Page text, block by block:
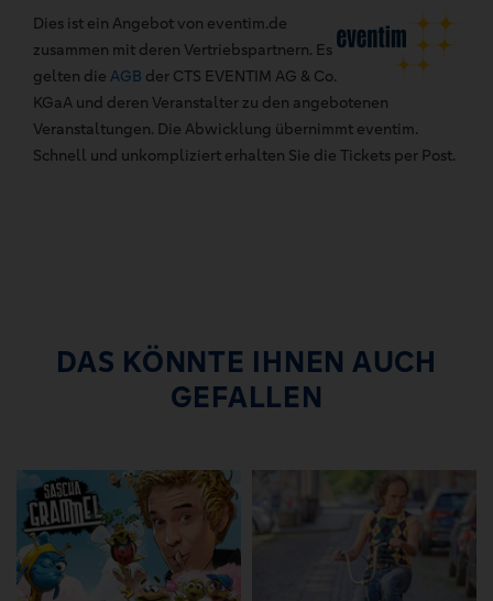
Dies ist ein Angebot von eventim.de
zusammen mit deren Vertriebspartnern. Es
gelten die AGB der CTS EVENTIM AG & Co.
KGaA und deren Veranstalter zu den angebotenen
Veranstaltungen. Die Abwicklung übernimmt eventim.
Schnell und unkompliziert erhalten Sie die Tickets per Post.
DAS KÖNNTE IHNEN AUCH
GEFALLEN